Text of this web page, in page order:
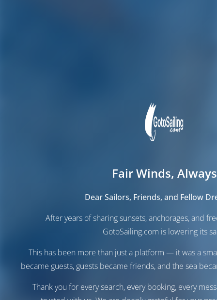
Fair Winds, Always
Dear Sailors, Friends, and Fellow
After years of sharing sunsets, anchorages, and
GotoSailing.com is lowering its
This has been more than just a platform — it was a
became guests, guests became friends, and the sea
Thank you for every search, every booking, every